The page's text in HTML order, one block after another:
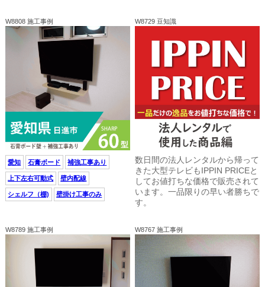
W8808 施工事例
愛知 石膏ボード 補強工事あり
上下左右可動式 壁内配線
シェルフ（棚) 壁掛け工事のみ
W8729 豆知識
数日間の法人レンタルから帰って
きた大型テレビもIPPIN PRICEと
してお値打ちな価格で販売されて
います。一品限りの早い者勝ちで
す。
W8789 施工事例 W8767 施工事例